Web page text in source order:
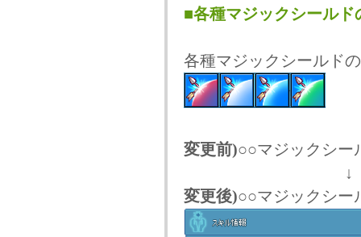
■各種マジックシール
各種マジックシールド
変更前)○○マジックシー
↓
変更後)○○マジックシー